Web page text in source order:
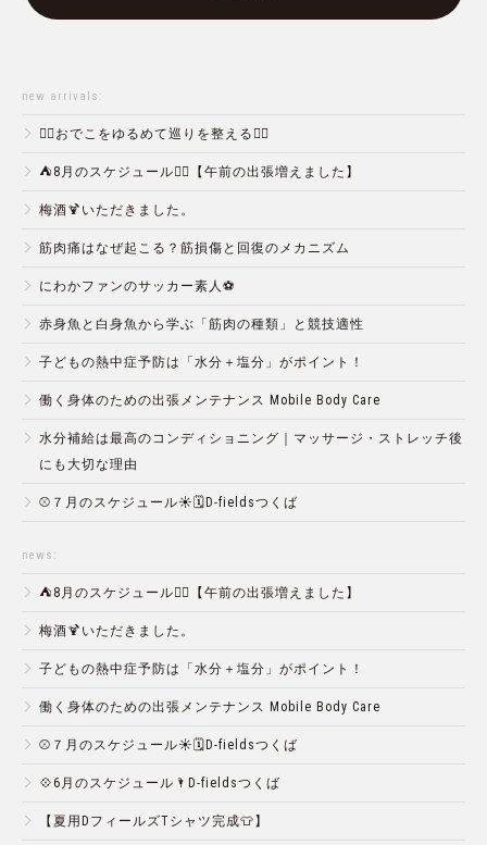
new arrivals:
💆‍♀️おでこをゆるめて巡りを整える💆‍♂️
⛺️8月のスケジュール🏄‍♂️【午前の出張増えました】
梅酒🍹いただきました。
筋肉痛はなぜ起こる？筋損傷と回復のメカニズム
にわかファンのサッカー素人⚽️
赤身魚と白身魚から学ぶ「筋肉の種類」と競技適性
子どもの熱中症予防は「水分＋塩分」がポイント！
働く身体のための出張メンテナンス Mobile Body Care
水分補給は最高のコンディショニング｜マッサージ・ストレッチ後
にも大切な理由
⚾️７月のスケジュール☀️🗓D-fieldsつくば
news:
⛺️8月のスケジュール🏄‍♂️【午前の出張増えました】
梅酒🍹いただきました。
子どもの熱中症予防は「水分＋塩分」がポイント！
働く身体のための出張メンテナンス Mobile Body Care
⚾️７月のスケジュール☀️🗓D-fieldsつくば
💠6月のスケジュール🌂D-fieldsつくば
【夏用DフィールズTシャツ完成👕】